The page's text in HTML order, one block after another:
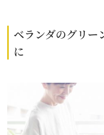
ベランダのグリー
に